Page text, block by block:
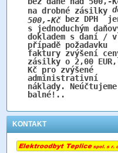
na drobné zásilky
500,-Kčbez DPH
s jednoduchým
dokladem s daní / v
případě požadavku
faktury zvýšení
zásilky o 2,00
Kč pro zvýšené
administrativní
náklady. Neúčtujeme
balné!..
KONTAKT